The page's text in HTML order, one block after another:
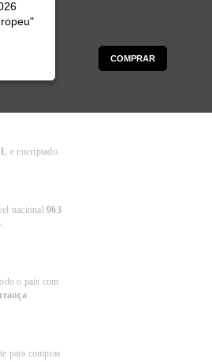
COMPRAR
e encriptado.
nacional963
o país com
para compras